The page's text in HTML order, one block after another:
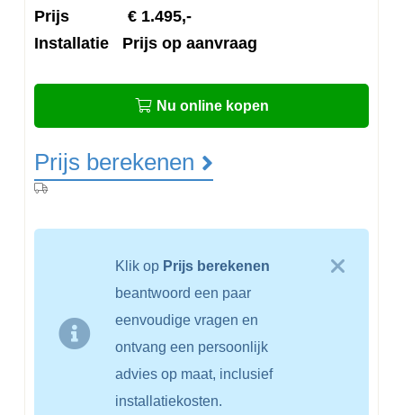
Prijs € 1.495,-
Installatie Prijs op aanvraag
Nu online kopen
Prijs berekenen
Klik op Prijs berekenen
beantwoord een paar
eenvoudige vragen en
ontvang een persoonlijk
advies op maat, inclusief
installatiekosten.